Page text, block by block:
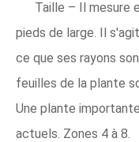
Taille – Il mesure
pieds de large. Il
ce que ses rayons
feuilles de la plante
Une plante
actuels. Zones 4 à 8.